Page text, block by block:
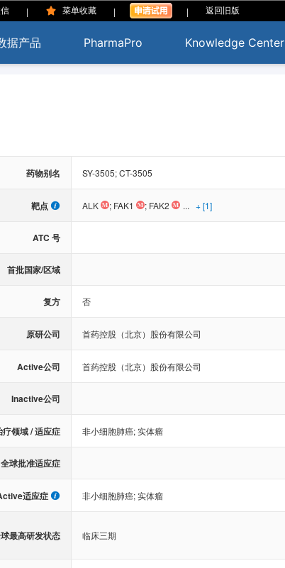
| 菜单收藏 | | 返回旧版
据产品 PharmaPro Knowledge Center
药物别名 SY-3505; CT-3505
靶点 ALK ; FAK1 ; FAK2 ... + [1]
ATC 号
首批国家/区域
复方 否
原研公司 首药控股（北京）股份有限公司
Active公司 首药控股（北京）股份有限公司
Inactive公司
疗领域 / 适应症 非小细胞肺癌;实体瘤
全球批准适应症
适应症 非小细胞肺癌;实体瘤
最高研发状态 临床三期